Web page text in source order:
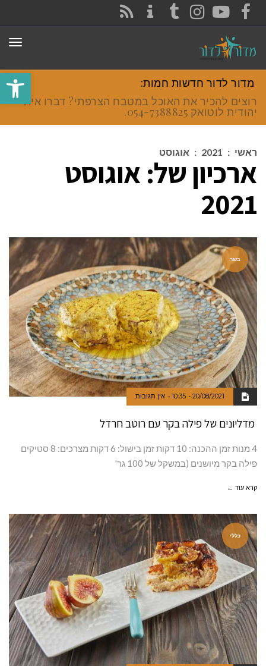
פתח
FACEBOOK
YOUTUBE
INSTAGRAM
TUMBLR
מדור לדור חדשות חמות:
רוצים להכיר את האוכל במטבח הצרפתי? דברו איתי
יהודית לוטואק 054-7388825.
ראשי :
2021
: אוגוסט
ארכיון של: אוגוסט
2021
בשר
20/08/2021
10:35 אין תגובות
מדליונים של פילה בקר עם רוטב חרדל
4 מנות זמן ההכנה: 10 דקות זמן בישול: 6 דקות מצרכים: 8 סטיקים
פילה בקר מיושנים (במשקל של 100 גר'
קרא עוד ←
כללי